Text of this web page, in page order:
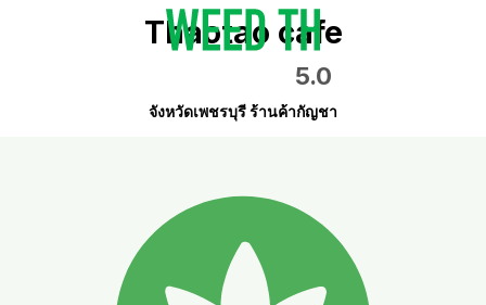
Thaotao cafe
5.0
จังหวัดเพชรบุรี ร้านค้ากัญชา